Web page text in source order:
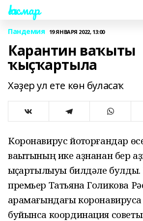
Һаҡмар
Пандемия 19 ЯНВАРЯ 2022, 13:00
Карантин ваҡыты
ҡыҫҡартыла
Хәҙер ул ете көн буласаҡ
Коронавирус йоҡторғандар
ваҡытының ике аҙнанан бер
ҡыҫҡартылыуы билдәле булды.
премьер Татьяна Голикова
ҡарамағындағы
буйынса координация советы